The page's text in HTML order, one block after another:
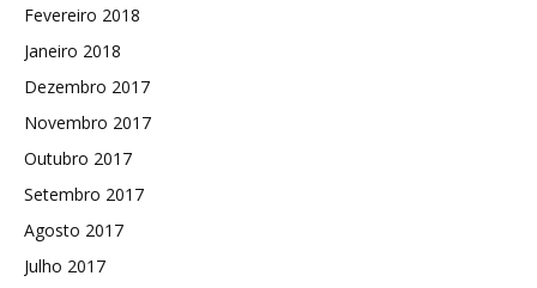
Fevereiro 2018
Janeiro 2018
Dezembro 2017
Novembro 2017
Outubro 2017
Setembro 2017
Agosto 2017
Julho 2017